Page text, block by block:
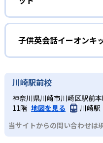
「聞く・話す・読む・書
る。レッスンは英語のみ
ンが自然と身につく。英
力を育む。
遊びや歌を通して英語を自
達段階に合わせたアプロ
む。
資格試験
英語の4技能をバランス良
いたい場合におすすめ。グ
ション力を高めると同時
っかりサポート。
どんな
年齢・学年ごとに細分化
達段階に応じた教材と指
る英会話レッスンに加え
サポートし、英検®など資
よく習得できる。
どんなデ
グループレッスンが主体
や理解度に合わせた個別指
ートレッスン（別料金）
子供英会話イーオンキ
子供英会話イーオンキッズ
していない。
川崎駅前校
神奈川県川崎市川崎区駅前
11階 地図を見る
川崎駅
当サイトからの問い合わせは